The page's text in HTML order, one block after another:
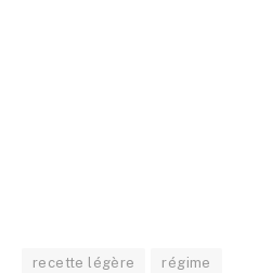
recette légère régime